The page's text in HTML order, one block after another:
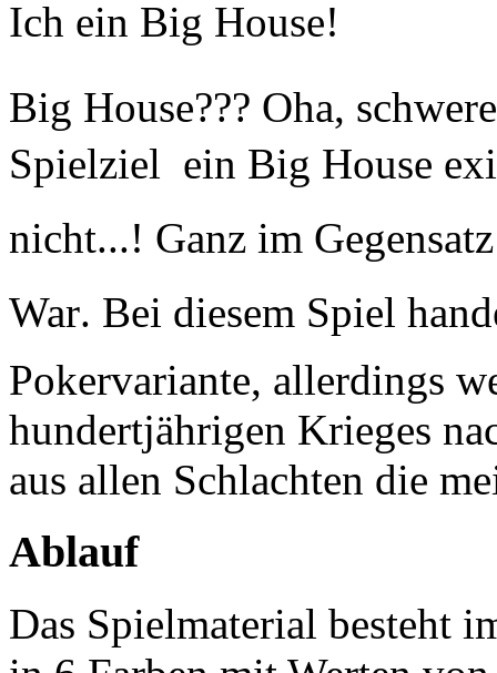
Ich ein Big House!
Big House??? Oha,
Spielziel  ein Big House
nicht...! Ganz im
War. Bei diesem Spiel
Pokervariante, allerdings
hundertjährigen Krieges
aus allen Schlachten die
Ablauf
Das Spielmaterial besteht